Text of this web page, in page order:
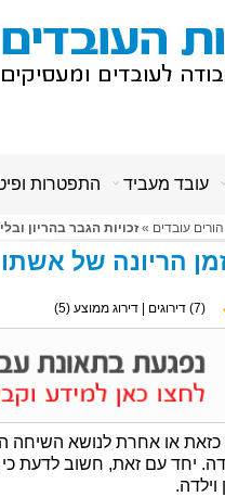
עובד מעביד התפטרות
הורים עובדים »זכויות הגבר בהריון
הריונה של
(
7) דירוגים | דירוג ממוצע (5
)
או אחרת לנושא השיחה
יחד עם זאת, חשוב לדעת כי
וילדה.